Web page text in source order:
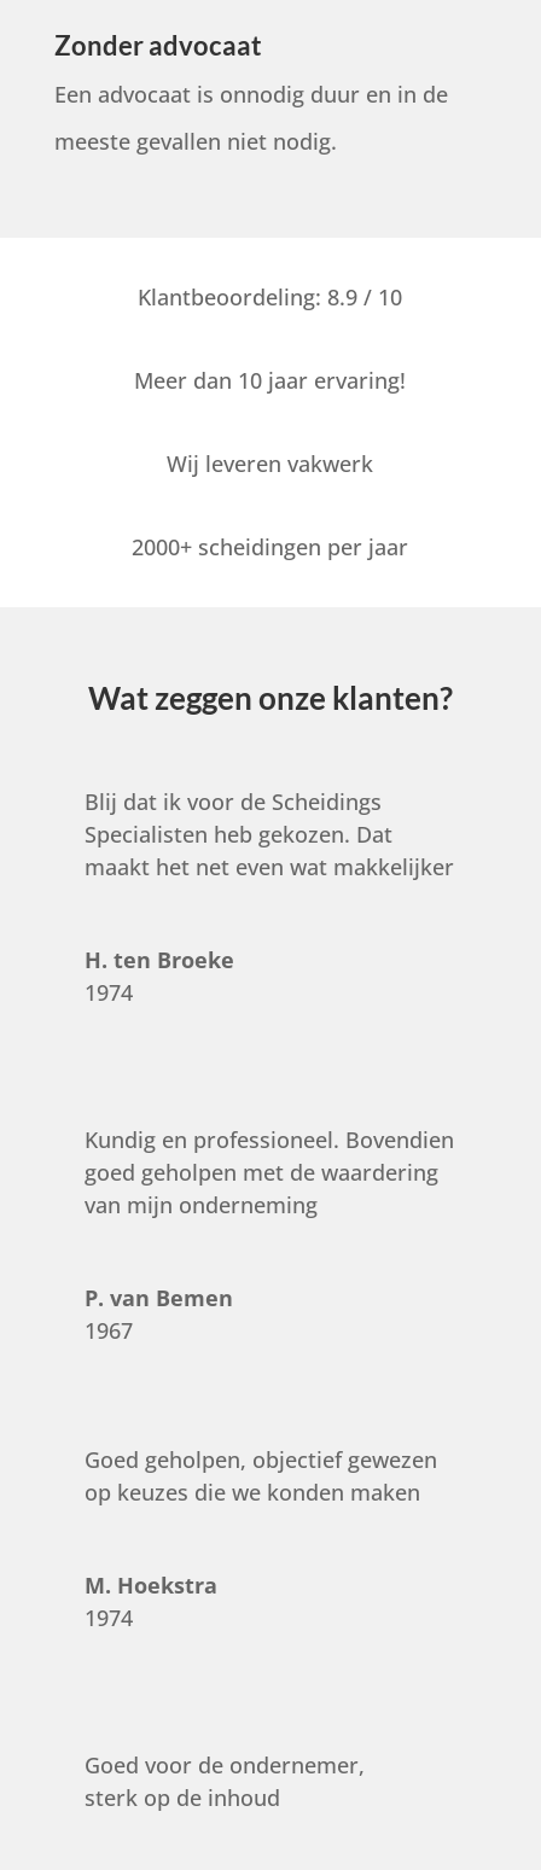
Zonder advocaat
Een advocaat is onnodig duur en in de
meeste gevallen niet nodig.
Klantbeoordeling: 8.9 / 10
Meer dan 10 jaar ervaring!
Wij leveren vakwerk
2000+ scheidingen per jaar
Wat zeggen onze klanten?
Blij dat ik voor de Scheidings
Specialisten heb gekozen. Dat
maakt het net even wat makkelijker
H. ten Broeke
1974
Kundig en professioneel. Bovendien
goed geholpen met de waardering
van mijn onderneming
P. van Bemen
1967
Goed geholpen, objectief gewezen
op keuzes die we konden maken
M. Hoekstra
1974
Goed voor de ondernemer,
sterk op de inhoud